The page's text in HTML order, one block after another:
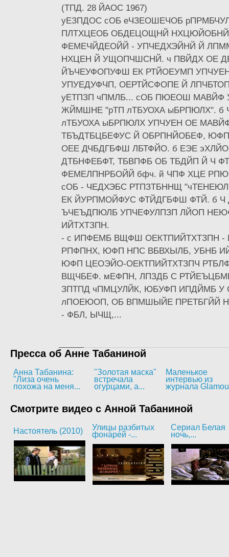
(ТПД. 28 ЙАОС 1967)
уЕЗПДОС сОБ еЧЗЕОШЕЧОБ
ПЛТХЦЕОБ ОБДЕЦОЩНЙ
ФЕМЕЧЙДЕОЙЙ - УПЧЕДХЭЙНЙ Й
НХЦЕН Й УЩОПЧШСНЙ. ч ПВЙДХ ОЕ
ЙЪЧЕУФОПУФШ ЕК РТЙОЕУМП
УПУЕДУФЧП, ОЕРТЙСФОПЕ Й
уЕТПЗП чПМЛБ... сОБ ПЮЕОШ МАВЙФ
ЖЙМШНЕ "рТП лТБУОХА ыБРПЮЛХ". б
лТБУОХА ыБРПЮЛХ УПЧУЕН ОЕ
ТБЪДТБЦБЕФУС Й ОБРПНЙОБЕФ,
ОЕЕ ДЧБДГБФШ ЛБТФЙО. б ЕЭЕ
ДТБНФЕБФТ, ТБВПФБ ОБ ТБДЙП Й Ч
ФЕМЕЛПНРБОЙЙ бфч. й ЧПФ ХЦЕ
сОБ - ЧЕДХЭБС РТПЗТБННЩ
ЕК ЙУРПМОЙФУС ФТЙДГБФШ ФТЙ. б Ч
ЪЧЕЪДПЮЛБ УПЧЕФУЛПЗП ЛЙОП
ИЙТХТЗПН.
- с ИПФЕМБ ВЩФШ ОЕКТПИЙТХТЗПН -
РПФПНХ, ЮФП НПС ВБВХЫЛБ, УБНБ
ЮФП ЦЕОЭЙО-ОЕКТПИЙТХТЗПЧ
ВЩЧБЕФ. мЕФПН, ЛПЗДБ С
ЗПТПД чПМЦУЛЙК, ЮБУФП ИПДЙМБ У
лПОЕЮОП, ОБ ВПМШЫЙЕ ПРЕТБГЙЙ
- ФБЛ, ЫЧЩ,...
Пресса об Анне Табаниной
Анна Табанина:
"Лиза очень
похожа на меня...
"Золотая маска"
встречала
огурцами, а...
Маленькое
интервью из
журнала
Смотрите видео с Анной Табаниной
Настоятель (2010)
Улицы разбитых
фонарей -...
Сериал Белая
ночь,...